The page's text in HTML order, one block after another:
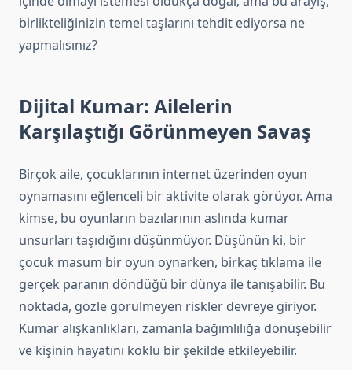
birlikteliğinizin temel taşlarını tehdit ediyorsa ne
yapmalısınız?
Dijital Kumar: Ailelerin
Karşılaştığı Görünmeyen Savaş
Birçok aile, çocuklarının internet üzerinden oyun
oynamasını eğlenceli bir aktivite olarak görüyor. Ama
kimse, bu oyunların bazılarının aslında kumar
unsurları taşıdığını düşünmüyor. Düşünün ki, bir
çocuk masum bir oyun oynarken, birkaç tıklama ile
gerçek paranın döndüğü bir dünya ile tanışabilir. Bu
noktada, gözle görülmeyen riskler devreye giriyor.
Kumar alışkanlıkları, zamanla bağımlılığa dönüşebilir
ve kişinin hayatını köklü bir şekilde etkileyebilir.